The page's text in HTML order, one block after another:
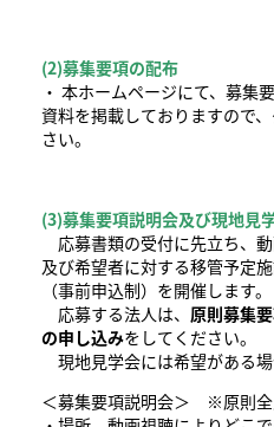
(2)募集要項の配布
・ 本ホームページにて、募集
資料を掲載しておりますので
さい。
(3)募集要項説明会及び現地見
応募書類の受付に先立ち、
及び希望者に対する移管予定
（事前申込制）を開催します。
応募する法人は、 原則募集
の申し込みをしてください。
現地見学会には希望がある場
＜募集要項説明会＞ ※原則全